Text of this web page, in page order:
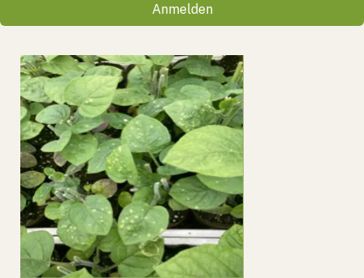
Anmelden